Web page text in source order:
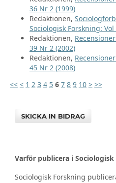
36 Nr 2 (1999)
Redaktionen,
Sociologisk Forskning:
Redaktionen, Recensioner
39 Nr 2 (2002)
Redaktionen, Recensioner
45 Nr 2 (2008)
<< < 1 2 3 4 5 6 7 8 9 10 > >>
SKICKA IN BIDRAG
Varför publicera i
Sociologisk Forskning